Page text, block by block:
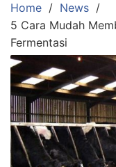
Home
News
5 Cara Mudah
Fermentasi